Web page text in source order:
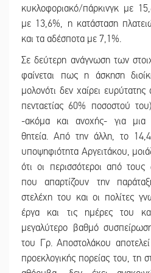
κυκλοφοριακό/πάρκινγκ με
με 13,6%, η κατάσταση
και τα αδέσποτα με 7,1%.
Σε δεύτερη ανάγνωση των
φαίνεται πως η άσκηση
μολονότι δεν χαίρει
πενταετίας 60% ποσοστού
-ακόμα και ανοχής- για μια
θητεία. Από την άλλη, το
υποψηφιότητα Αργειτάκου,
ότι οι περισσότεροι από
που απαρτίζουν την
στελέχη του και οι πολίτες
έργα και τις ημέρες του
μεγαλύτερο βαθμό
του Γρ. Αποστολάκου
προεκλογικής πορείας του, τη